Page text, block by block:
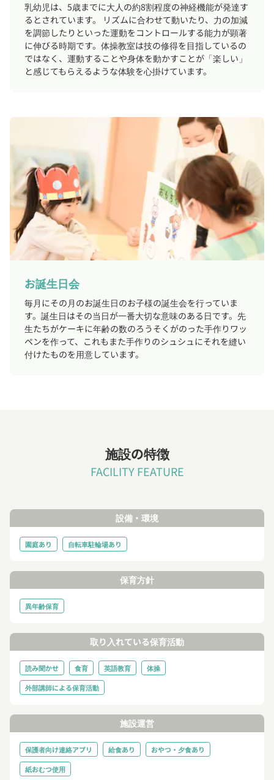
乳幼児は、5歳までに大人の約8割程度の神経機能が発達す
るとされています。 リズムに合わせて動いたり、力の加減
を調節したりといった運動をコントロールする能力が顕著
に伸びる時期です。体操教室は技の修得を目指しているの
ではなく、運動することや身体を動かすことが「楽しい」
と感じてもらえるような体験を心掛けています。
お誕生日会
毎月にその月のお誕生日のお子様の誕生会を行っていま
す。誕生日はその当日が一番大切な意味のある日です。先
生たちがケーキに年齢の数のろうそくがのった手作りワッ
ペンを作って、これもまた手作りのシュシュにそれを縫い
付けたものを用意しています。
施設の特徴
FACILITY FEATURE
設備・環境
園庭あり 自転車駐輪場あり
保育方針
異年齢保育
取り入れている保育活動
読み聞かせ 食育 英語教育
体操
外部講師による保育活動
施設運営
保護者向け連絡アプリ 給食あり
おやつ・夕食あり
紙おむつ使用